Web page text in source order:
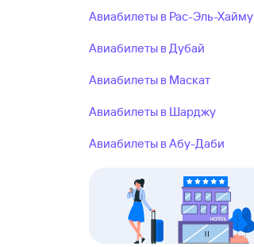
Авиабилеты в Рас-Эль-Хайму
Авиабилеты в Дубай
Авиабилеты в Маскат
Авиабилеты в Шарджу
Авиабилеты в Абу-Даби